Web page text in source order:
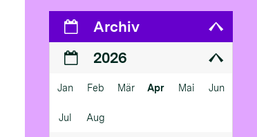
Archiv
2026
Jan Feb Mär Apr Mai Jun
Jul Aug